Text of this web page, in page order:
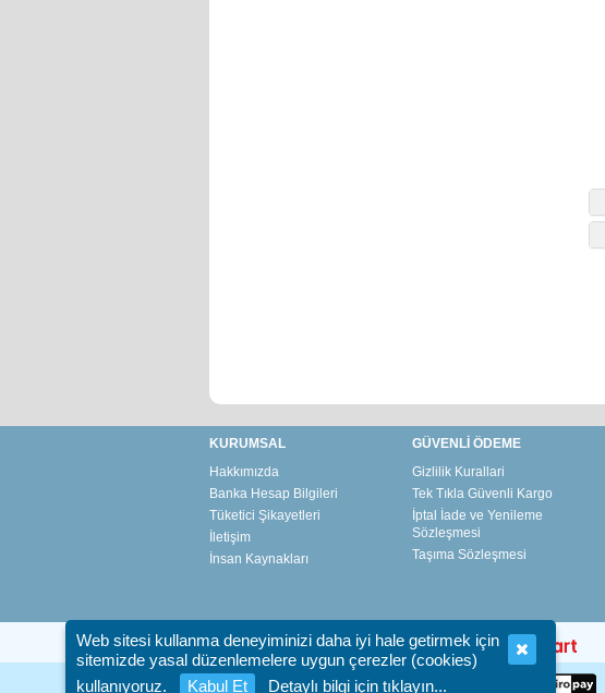
KURUMSAL
Hakkımızda
Banka Hesap Bilgileri
Tüketici Şikayetleri
İletişim
İnsan Kaynakları
GÜVENLİ ÖDEME
Gizlilik Kurallari
Tek Tıkla Güvenli Kargo
İptal İade ve Yenileme
Sözleşmesi
Taşıma Sözleşmesi
Web sitesi kullanma deneyiminizi daha iyi hale getirmek için
sitemizde yasal düzenlemelere uygun çerezler (cookies)
kullanıyoruz.
Kabul Et Detaylı bilgi için tıklayın...